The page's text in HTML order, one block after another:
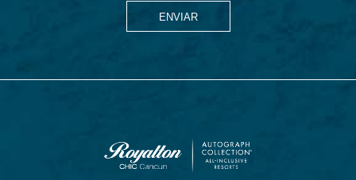
ENVIAR